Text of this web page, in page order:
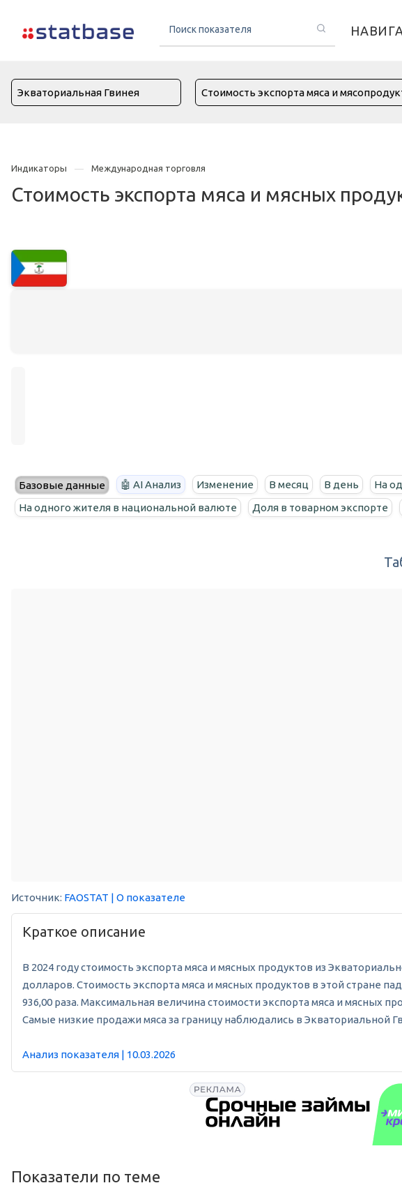
Индикаторы Международная торговля
Стоимость экспорта мяса и мясных
Базовые данные 🤖 AI Анализ Изменение В месяц В день На
На одного жителя в национальной валюте
Доля в товарном экспорте
Источник: FAOSTAT | О показателе
Краткое описание
В 2024 году стоимость экспорта мяса и мясных продуктов из
долларов. Стоимость экспорта мяса и мясных продуктов в этой стране
936,00 раза. Максимальная величина стоимости экспорта мяса и мясных
Самые низкие продажи мяса за границу наблюдались в Экваториальной
Анализ показателя | 10.03.2026
Показатели по теме